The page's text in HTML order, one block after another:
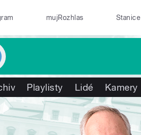
mujRozhlas Stanice
Playlisty Lidé Kamery